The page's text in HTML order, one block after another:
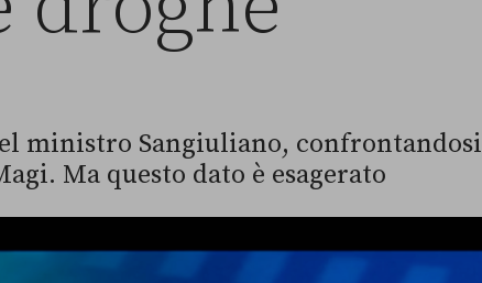
ministro Sangiuliano, confrontandosi
Ma questo dato è esagerato